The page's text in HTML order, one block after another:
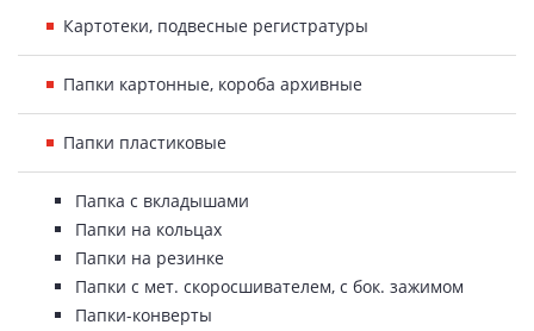
Картотеки, подвесные регистратуры
Папки картонные, короба архивные
Папки пластиковые
Папка с вкладышами
Папки на кольцах
Папки на резинке
Папки с мет. скоросшивателем, с бок. зажимом
Папки-конверты